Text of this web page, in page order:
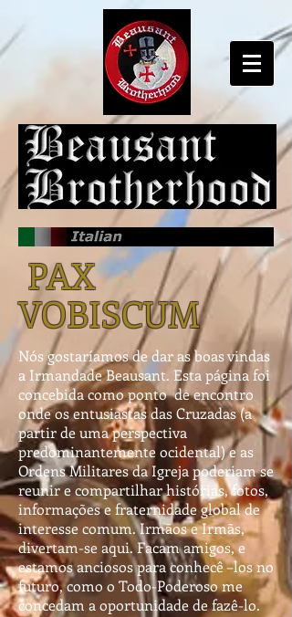
PAX
VOBISCUM
Nós gostaríamos de dar as boas vindas
a Irmandade Beausant. Esta página foi
concebida como ponto de encontro
onde os entusiastas das Cruzadas (a
partir de uma perspectiva
predominantemente ocidental) e as
Ordens Militares da Igreja poderiam se
reunir e compartilhar histórias, fotos,
informações e fraternidade global de
interesse comum. Irmãos e Irmãs,
divertam-se aqui. Facam amigos, e
estamos anciosos para conhecê –los no
futuro, como o Todo-Poderoso me
concedam a oportunidade de fazê-lo.